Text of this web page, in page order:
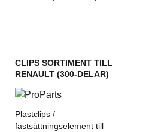
CLIPS SORTIMENT TILL
RENAULT (300-DELAR)
Plastclips /
fastsättningselement till